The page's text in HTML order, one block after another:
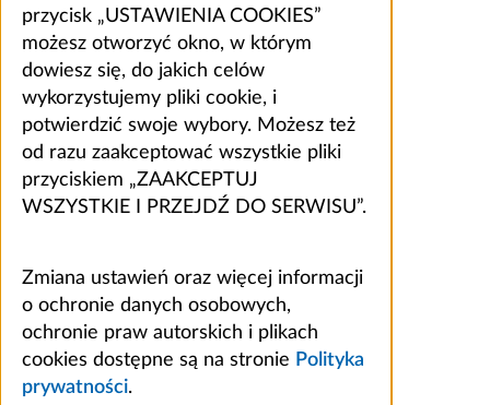
przycisk „USTAWIENIA COOKIES”
możesz otworzyć okno, w którym
dowiesz się, do jakich celów
wykorzystujemy pliki cookie, i
potwierdzić swoje wybory. Możesz też
od razu zaakceptować wszystkie pliki
przyciskiem „ZAAKCEPTUJ
WSZYSTKIE I PRZEJDŹ DO SERWISU”.
Zmiana ustawień oraz więcej informacji
o ochronie danych osobowych,
ochronie praw autorskich i plikach
cookies dostępne są na stronie Polityka
prywatności.